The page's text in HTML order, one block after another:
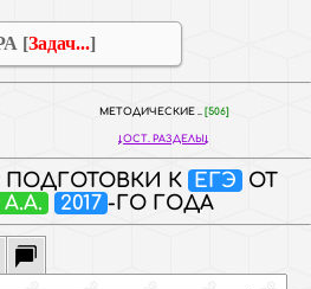
[Задач...]
МЕТОДИЧЕСКИЕ .. [506]
ОСТ. РАЗДЕЛЫ
К ЕГЭ ОТ
2017 -ГО ГОДА